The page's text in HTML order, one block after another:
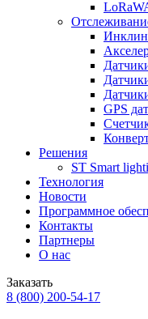
GPS
Решения
ST Smart
Технология
Новости
Программное
Контакты
Партнеры
О нас
Заказать
8 (800) 200-54-17